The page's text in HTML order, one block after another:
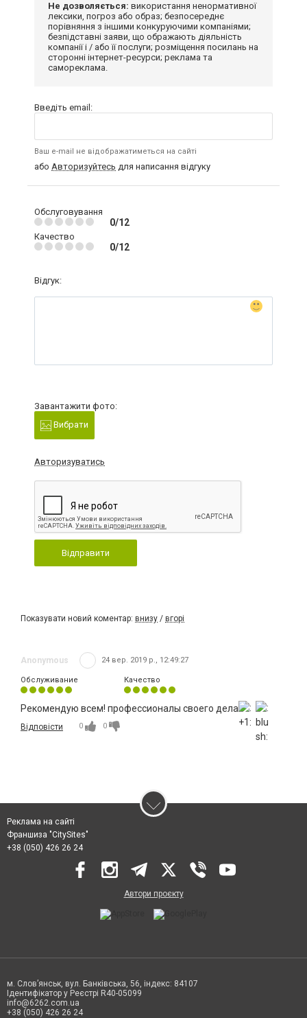
Не дозволяється: використання ненормативної
лексики, погроз або образ; безпосереднє
порівняння з іншими конкуруючими компаніями;
безпідставні заяви, що ображають діяльність
компанії і / або її послуги; розміщення посилань на
сторонні інтернет-ресурси; реклама та
самореклама.
Введіть email:
Ваш e-mail не відображатиметься на сайті
або Авторизуйтесь для написання відгуку
Обслуговування
0/12
Качество
0/12
Відгук:
Завантажити фото:
Вибрати
Авторизуватись
Відправити
Показувати новий коментар: внизу / вгорі
Anonymous 24 вер. 2019 р., 12:49:27
Обслуживание Качество
Рекомендую всем! профессионалы своего дела
Відповісти 0 0
Реклама на сайті
Франшиза "CitySites"
+38 (050) 426 26 24
Автори проєкту
м. Слов’янськ, вул. Банківська, 56, індекс: 84107
Ідентифікатор у Реєстрі R40-05099
info@6262.com.ua
+38 (050) 426 26 24